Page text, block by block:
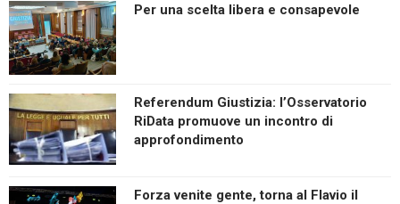
Per una scelta libera e consapevole
Referendum Giustizia: l’Osservatorio
RiData promuove un incontro di
approfondimento
Forza venite gente, torna al Flavio il